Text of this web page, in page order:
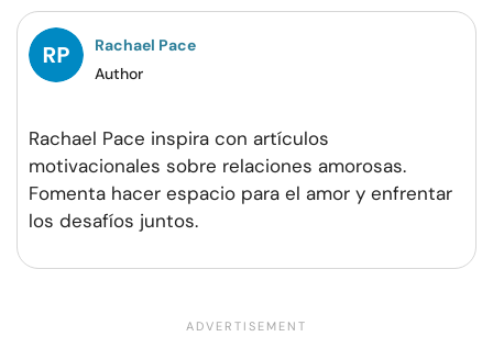
Rachael Pace
Author
Rachael Pace inspira con artículos
motivacionales sobre relaciones amorosas.
Fomenta hacer espacio para el amor y enfrentar
los desafíos juntos.